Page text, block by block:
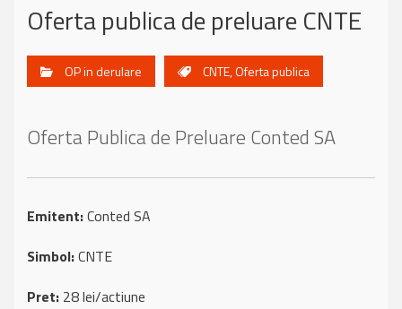
Oferta publica de preluare CNTE
OP in derulare CNTE,Oferta publica
Oferta Publica de Preluare Conted SA
Emitent:Conted SA
Simbol:CNTE
Pret: 28 lei/actiune